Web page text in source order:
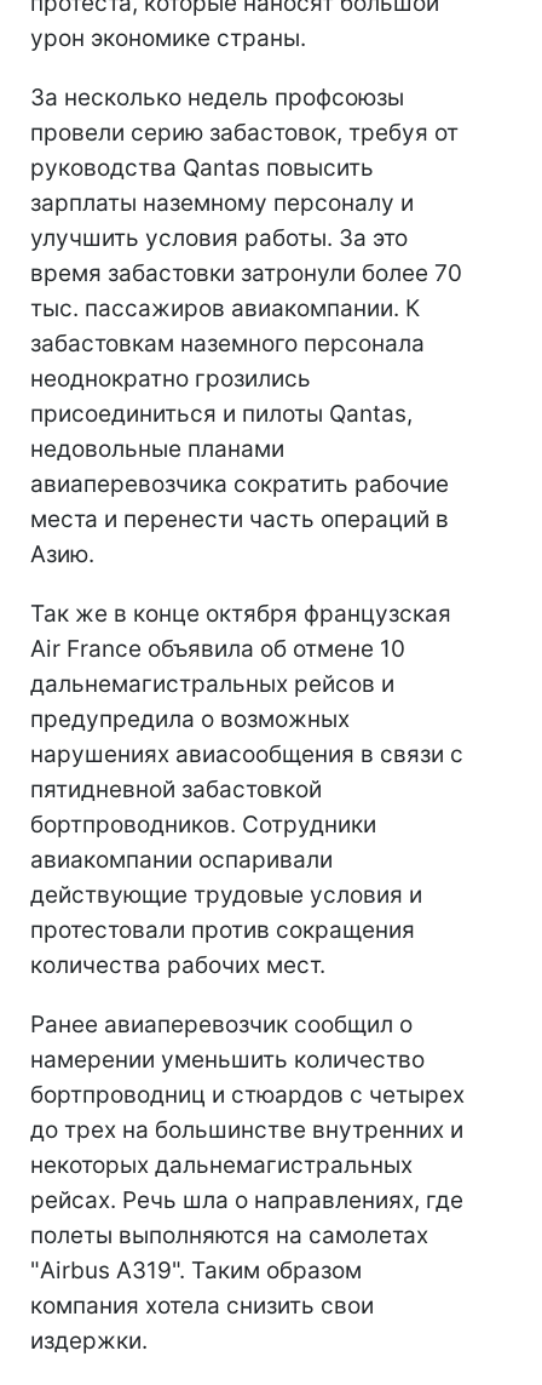
урон экономике страны.
За несколько недель профсоюзы
провели серию забастовок, требуя от
руководства Qantas повысить
зарплаты наземному персоналу и
улучшить условия работы. За это
время забастовки затронули более 70
тыс. пассажиров авиакомпании. К
забастовкам наземного персонала
неоднократно грозились
присоединиться и пилоты Qantas,
недовольные планами
авиаперевозчика сократить рабочие
места и перенести часть операций в
Азию.
Так же в конце октября французская
Air France объявила об отмене 10
дальнемагистральных рейсов и
предупредила о возможных
нарушениях авиасообщения в связи с
пятидневной забастовкой
бортпроводников. Сотрудники
авиакомпании оспаривали
действующие трудовые условия и
протестовали против сокращения
количества рабочих мест.
Ранее авиаперевозчик сообщил о
намерении уменьшить количество
бортпроводниц и стюардов с четырех
до трех на большинстве внутренних и
некоторых дальнемагистральных
рейсах. Речь шла о направлениях, где
полеты выполняются на самолетах
"Airbus А319". Таким образом
компания хотела снизить свои
издержки.